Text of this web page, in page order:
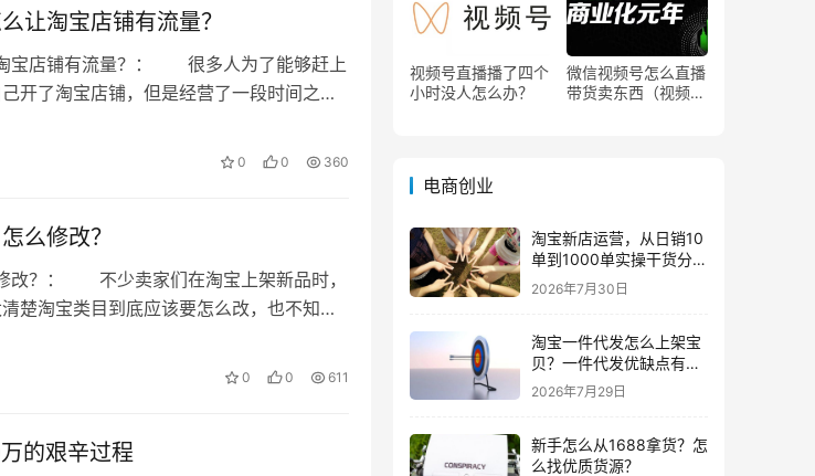
让淘宝店铺有流量？
宝店铺有流量？： 很多人为了能够赶上
开了淘宝店铺，但是经营了一段时间之
0 0 360
么修改？
改？： 不少卖家们在淘宝上架新品时，
楚淘宝类目到底应该要怎么改，也不知道
0 0 611
的艰辛过程
视频号直播播了四个
小时没人怎么办？
微信视频号怎么直播
带货卖东西（视频号
电商创业
淘宝新店运营，从日销10
单到1000单实操干货分
享！
2026年7月30日
淘宝一件代发怎么上架宝
贝？一件代发优缺点有哪
些？
2026年7月29日
新手怎么从1688拿货？怎
么找优质货源？